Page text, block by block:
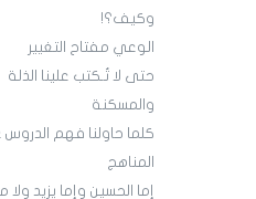
وكيف؟!
الوعي مفتاح التغيير
حتى لا تُـكتب علينا الذلة
والمسكنة
كلما حاولنا فهم الدروس
المناهج
إما الحسين وإما يزيد ولا